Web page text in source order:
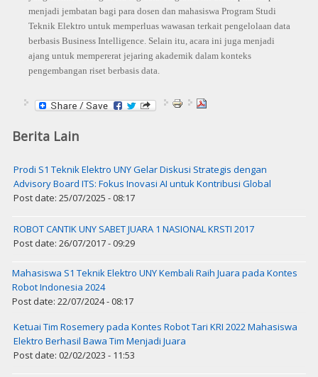
menjadi jembatan bagi para dosen dan mahasiswa Program Studi
Teknik Elektro untuk memperluas wawasan terkait pengelolaan data
berbasis Business Intelligence. Selain itu, acara ini juga menjadi
ajang untuk mempererat jejaring akademik dalam konteks
pengembangan riset berbasis data.
Berita Lain
Prodi S1 Teknik Elektro UNY Gelar Diskusi Strategis dengan
Advisory Board ITS: Fokus Inovasi AI untuk Kontribusi Global
Post date: 25/07/2025 - 08:17
ROBOT CANTIK UNY SABET JUARA 1 NASIONAL KRSTI 2017
Post date: 26/07/2017 - 09:29
Mahasiswa S1 Teknik Elektro UNY Kembali Raih Juara pada Kontes
Robot Indonesia 2024
Post date: 22/07/2024 - 08:17
Ketuai Tim Rosemery pada Kontes Robot Tari KRI 2022 Mahasiswa
Elektro Berhasil Bawa Tim Menjadi Juara
Post date: 02/02/2023 - 11:53